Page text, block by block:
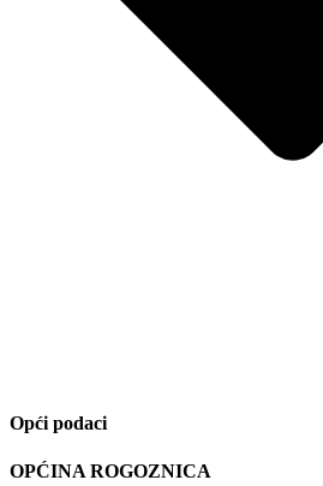
Opći podaci
OPĆINA ROGOZNICA